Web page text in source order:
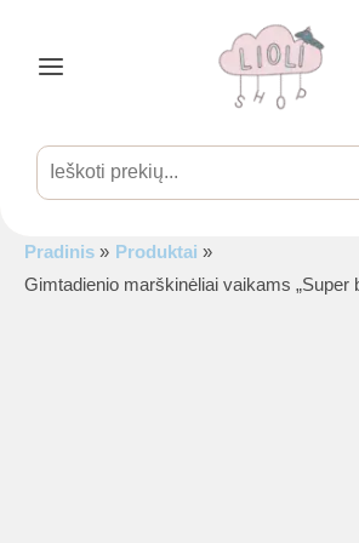
turinio
Products
search
Pradinis
Produktai
Gimtadienio marškinėliai vaikams „Super